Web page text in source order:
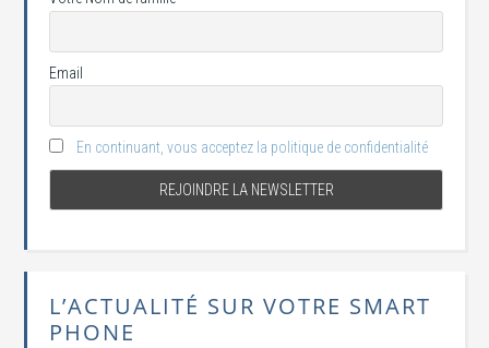
Email
En continuant, vous acceptez la politique de confidentialité
L’ACTUALITÉ SUR VOTRE SMART
PHONE